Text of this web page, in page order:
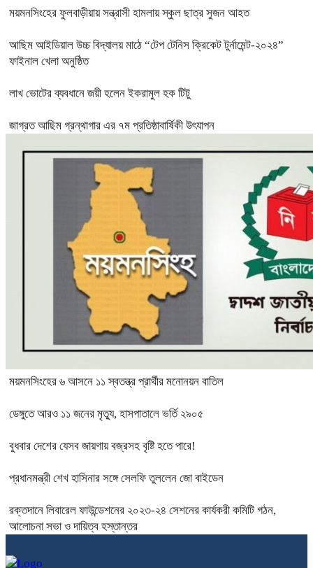
ময়মনসিংহের ফুলবাড়ীয়ায় সন্ত্রাসী হামলায় স্কুল ছাত্র সুজন আহত
আছিম আইডিয়াল উচ্চ বিদ্যালয় মাঠে “টেপ টেনিস ক্রিকেট টুর্নামেন্ট-২০২৪”
ফাইনাল খেলা অনুষ্ঠিত
লাখ ভোটের ব্যবধানে জয়ী হলেন ইকরামুল হক টিটু
জাগ্রত আছিম গ্রন্থাগার এর ৭ম প্রতিষ্ঠাবার্ষিকী উৎযাপন
ময়মনসিংহের ৬ আসনে ১১ স্বতন্ত্র প্রার্থীর মনোনয়ন বাতিল
ডেঙ্গুতে আরও ১১ জনের মৃত্যু, হাসপাতালে ভর্তি ২৯০৫
বুধবার দেশের যেসব জায়গায় বজ্রসহ বৃষ্টি হতে পারে!
প্রধানমন্ত্রী শেখ হাসিনার সঙ্গে সেলফি তুললেন জো বাইডেন
রক্তদানে লিবারেল ফাউন্ডেশনের ২০২৩-২৪ সেশনের কার্যকরী কমিটি গঠন,
আলোচনা সভা ও দায়িত্ব হস্তান্তর